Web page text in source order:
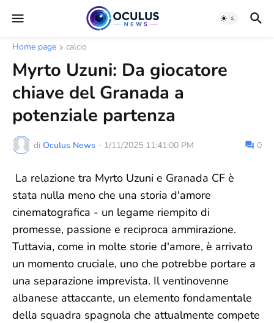
Home page calcio
Myrto Uzuni: Da giocatore
chiave del Granada a
potenziale partenza
di Oculus News - 1/11/2025 11:41:00 PM 0
La relazione tra Myrto Uzuni e Granada CF è
stata nulla meno che una storia d'amore
cinematografica - un legame riempito di
promesse, passione e reciproca ammirazione.
Tuttavia, come in molte storie d'amore, è arrivato
un momento cruciale, uno che potrebbe portare a
una separazione imprevista. Il ventinovenne
albanese attaccante, un elemento fondamentale
della squadra spagnola che attualmente compete